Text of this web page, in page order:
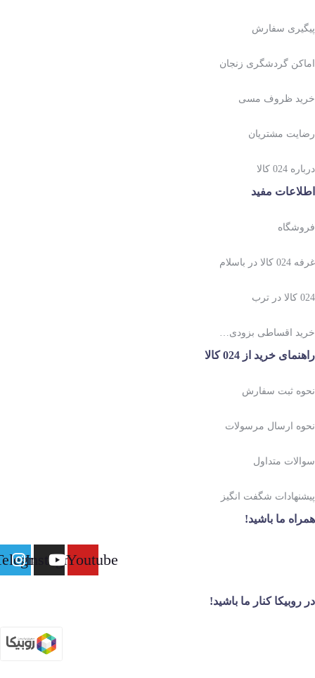
پیگیری سفارش
اماکن گردشگری زنجان
خرید ظروف مسی
رضایت مشتریان
درباره 024 کالا
اطلاعات مفید
فروشگاه
غرفه 024 کالا در باسلام
024 کالا در ترب
خرید اقساطی بزودی…
راهنمای خرید از 024 کالا
نحوه ثبت سفارش
نحوه ارسال مرسولات
سوالات متداول
پیشنهادات شگفت انگیز
همراه ما باشید!
Youtube
Instagram
در روبیکا کنار ما باشید!